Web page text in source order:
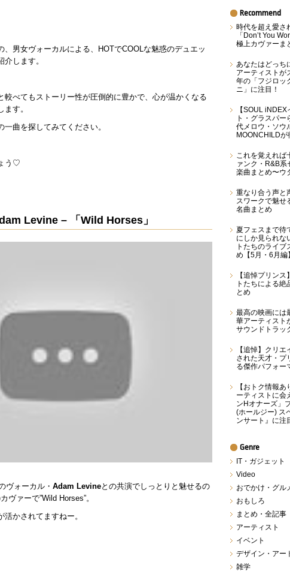
、男女ヴォーカルによる、HOTでCOOLな魅惑のデュエッ
介します。
較べてもストーリー性が圧倒的に豊かで、心が温かくなる
す。
曲を探してみてください。
う♡
Levine – 「Wild Horses」
ヴォーカル・ Adam Levineとの共演でしっとりと魅せるの
ヴァーで”Wild Horses”。
かされてますねー。
Recommend
時代を超え愛さ
「Don’t You
極上カヴァーま
あなたはどっち
アーティストが
年の「フジロッ
ニ」に注目！
【SOUL
ト・グラスパー
代メロウ・ソウ
MOONCHILDが
これを覚えれば
ァンク・R&B系
楽曲まとめ〜ウ
重なり合う声と
スワークで魅せ
名曲まとめ
夏フェスまで待
にしか見られな
トたちのライブ
め【5月・6月編
【追悼プリン
トたちによる絶
とめ
最高の映画には
華アーティスト
サウンドトラッ
【追悼】クリ
された天才・プ
る傑作パフォー
【おトク情報
ーティストに会
ンHオナーズ」
(ホールジー) ス
ンサート』に注
Genre
IT・ガジェット
Video
おでかけ・グル
おもしろ
まとめ・全記事
アーティスト
イベント
デザイン・アー
雑学